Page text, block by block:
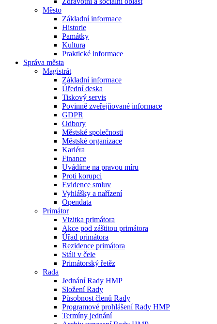
Město
Základní informace
Historie
Památky
Kultura
Praktické informace
Správa města
Magistrát
Základní informace
Úřední deska
Tiskový servis
Povinně zveřejňované informace
GDPR
Odbory
Městské společnosti
Městské organizace
Kariéra
Finance
Uvádíme na pravou míru
Proti korupci
Evidence smluv
Vyhlášky a nařízení
Opendata
Primátor
Vizitka primátora
Akce pod záštitou primátora
Úřad primátora
Rezidence primátora
Stáli v čele
Primátorský řetěz
Rada
Jednání Rady HMP
Složení Rady
Působnost členů Rady
Programové prohlášení Rady HMP
Termíny jednání